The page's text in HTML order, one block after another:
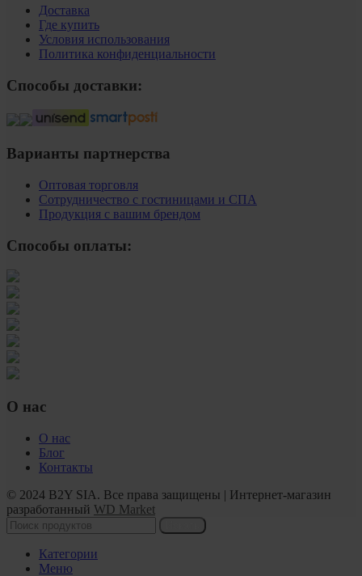
Доставка
Где купить
Условия использования
Политика конфиденциальности
Способы доставки:
Варианты партнерства
Оптовая торговля
Сотрудничество с гостиницами и СПА
Продукция с вашим брендом
Способы оплаты:
О нас
О нас
Блог
Контакты
© 2024 B2Y SIA. Все права защищены | Интернет-магазин
разработанный WD Market
Категории
Меню